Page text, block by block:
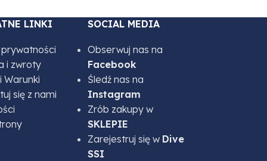
LINKI
i zwroty
Warunki
się z nami
SOCIAL MEDIA
Obserwuj nas na
Facebook
Śledź nas na
Instagram
Zrób zakupy w
SKLEPIE
Zarejestruj się w Dive
SSI